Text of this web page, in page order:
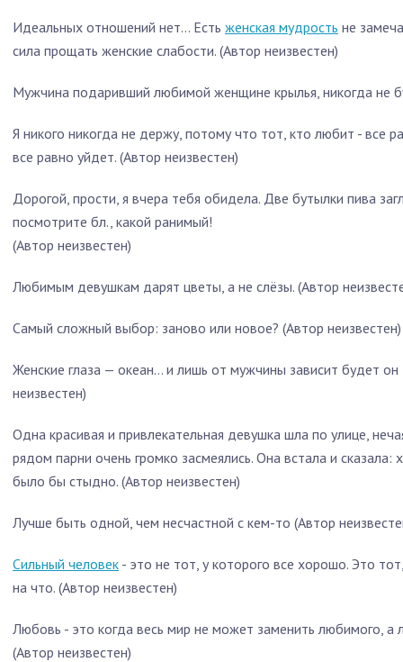
Идеальных отношений нет… Есть женская мудрость не
сила прощать женские слабости. (Автор неизвестен)
Мужчина подаривший любимой женщине крылья, никогда не
Я никого никогда не держу, потому что тот, кто любит - все
все равно уйдет. (Автор неизвестен)
Дорогой, прости, я вчера тебя обидела. Две бутылки пива
посмотрите бл., какой ранимый!
(Автор неизвестен)
Любимым девушкам дарят цветы, а не слёзы. (Автор
Самый сложный выбор: заново или новое? (Автор неизвестен)
Женские глаза — океан… и лишь от мужчины зависит будет
неизвестен)
Одна красивая и привлекательная девушка шла по улице,
рядом парни очень громко засмеялись. Она встала и
было бы стыдно. (Автор неизвестен)
Лучше быть одной, чем несчастной с кем-то (Автор
Сильный человек - это не тот, у которого все хорошо. Это
на что. (Автор неизвестен)
Любовь - это когда весь мир не может заменить любимого,
(Автор неизвестен)